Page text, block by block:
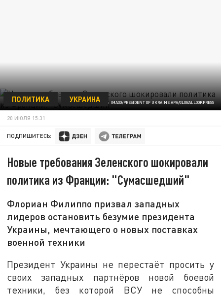
ФОТО: IMAGO/PRESIDENT OF UKRAINE APA/GLOBALLOOKPRESS
ПОЛИТИКА УКРАИНА
20 ИЮЛЯ 15:31
ПОДПИШИТЕСЬ:
Новые требования Зеленского шокировали
политика из Франции: "Сумасшедший"
Флориан Филиппо призвал западных
лидеров остановить безумие президента
Украины, мечтающего о новых поставках
военной техники
Президент Украины не перестаёт просить у
своих западных партнёров новой боевой
техники, без которой ВСУ не способны